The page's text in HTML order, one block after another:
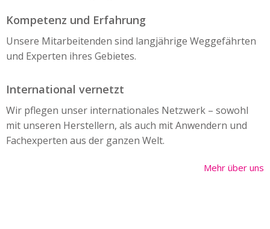
Kompetenz und Erfahrung
Unsere Mitarbeitenden sind langjährige Weggefährten
und Experten ihres Gebietes.
International vernetzt
Wir pflegen unser internationales Netzwerk – sowohl
mit unseren Herstellern, als auch mit Anwendern und
Fachexperten aus der ganzen Welt.
Mehr über uns